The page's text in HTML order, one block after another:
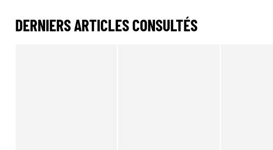
DERNIERS ARTICLES CONSULTÉS